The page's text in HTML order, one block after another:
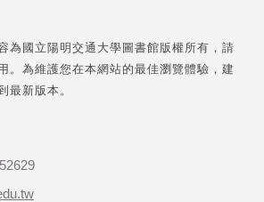
為國立陽明交通大學圖書館版權所有，請
。為維護您在本網站的最佳瀏覽體驗，建
最新版本。
52629